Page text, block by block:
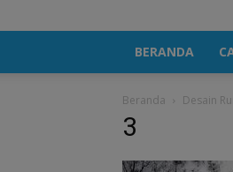
BERANDA
Beranda Desain
3